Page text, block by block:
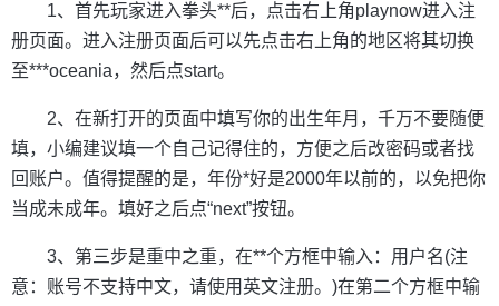
1、首先玩家进入拳头**后，点击右上角playnow进入注
册页面。进入注册页面后可以先点击右上角的地区将其切换
至***oceania，然后点start。
2、在新打开的页面中填写你的出生年月，千万不要随便
填，小编建议填一个自己记得住的，方便之后改密码或者找
回账户。值得提醒的是，年份*好是2000年以前的，以免把你
当成未成年。填好之后点“next”按钮。
3、第三步是重中之重，在**个方框中输入：用户名(注
意：账号不支持中文，请使用英文注册。)在第二个方框中输